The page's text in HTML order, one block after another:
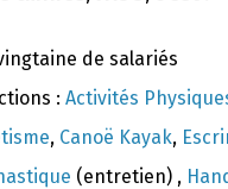
de salariés
: Activités
, Canoë Kayak,
(entretien) ,